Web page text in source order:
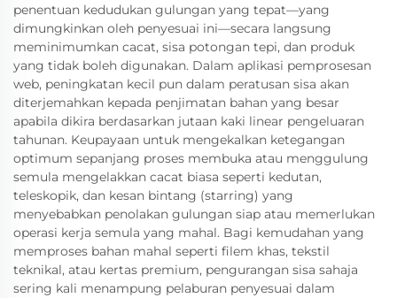
penentuan kedudukan gulungan yang tepat—yang
dimungkinkan oleh penyesuai ini—secara langsung
meminimumkan cacat, sisa potongan tepi, dan produk
yang tidak boleh digunakan. Dalam aplikasi pemprosesan
web, peningkatan kecil pun dalam peratusan sisa akan
diterjemahkan kepada penjimatan bahan yang besar
apabila dikira berdasarkan jutaan kaki linear pengeluaran
tahunan. Keupayaan untuk mengekalkan ketegangan
optimum sepanjang proses membuka atau menggulung
semula mengelakkan cacat biasa seperti kedutan,
teleskopik, dan kesan bintang (starring) yang
menyebabkan penolakan gulungan siap atau memerlukan
operasi kerja semula yang mahal. Bagi kemudahan yang
memproses bahan mahal seperti filem khas, tekstil
teknikal, atau kertas premium, pengurangan sisa sahaja
sering kali menampung pelaburan penyesuai dalam